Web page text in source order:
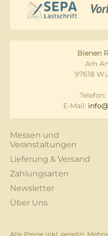
Bienen
Am
97618
Telefon:
E-Mail:
Messen und
Veranstaltungen
Lieferung & Versand
Zahlungsarten
Newsletter
Über Uns
Alle Preise inkl. gesetzl.